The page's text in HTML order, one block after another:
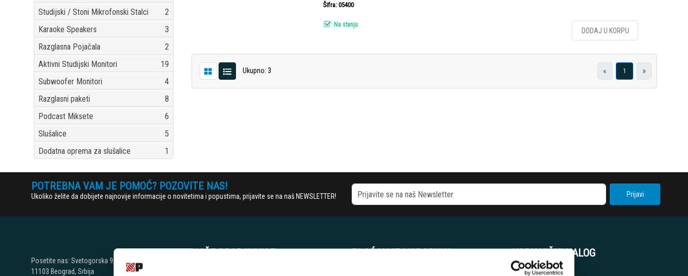
Studijski / Stoni Mikrofonski Stalci
2
Karaoke Speakers
3
Razglasna Pojačala
2
Aktivni Studijski Monitori
19
Subwoofer Monitori
4
Razglasni paketi
8
Podcast Miksete
6
Slušalice
5
Dodatna oprema za slušalice
1
Šifra: 05400
Na stanju
DODAJ U KORPU
Ukupno: 3 « 1 »
POTREBNA VAM JE POMOĆ? POZOVITE NAS!
Ukoliko želite da dobijete najnovije informacije o novitetima i popustima, prijavite se na naš NEWSLETTER! Prijavi
Posetite nas: Svetogorska 9,
11103 Beograd, Srbija
NAŠE PRODAVNICE PLAĆANJE I ISPORUKA KORISNIČKI NALOG